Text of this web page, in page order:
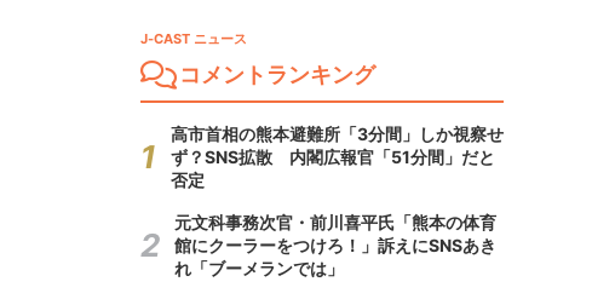
J-CAST ニュース
コメントランキング
高市首相の熊本避難所「3分間」しか視察せ
ず？SNS拡散 内閣広報官「51分間」だと
否定
元文科事務次官・前川喜平氏「熊本の体育
館にクーラーをつけろ！」訴えにSNSあき
れ「ブーメランでは」